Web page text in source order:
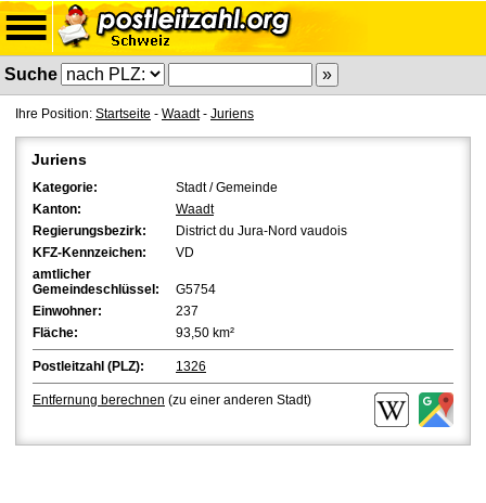
Suche
Ihre Position: Startseite - Waadt- Juriens
Juriens
Kategorie:
Stadt / Gemeinde
Kanton:
Waadt
Regierungsbezirk:
District du Jura-Nord vaudois
KFZ-Kennzeichen:
VD
amtlicher
Gemeindeschlüssel:
G5754
Einwohner:
237
Fläche:
93,50 km²
Postleitzahl (PLZ): 1326
Entfernung berechnen (zu einer anderen Stadt)